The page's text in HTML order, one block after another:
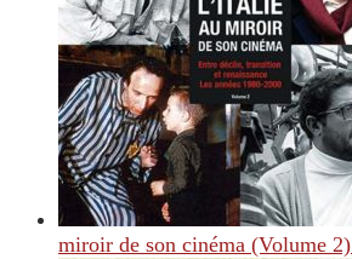
miroir de son cinéma (Volume 2)